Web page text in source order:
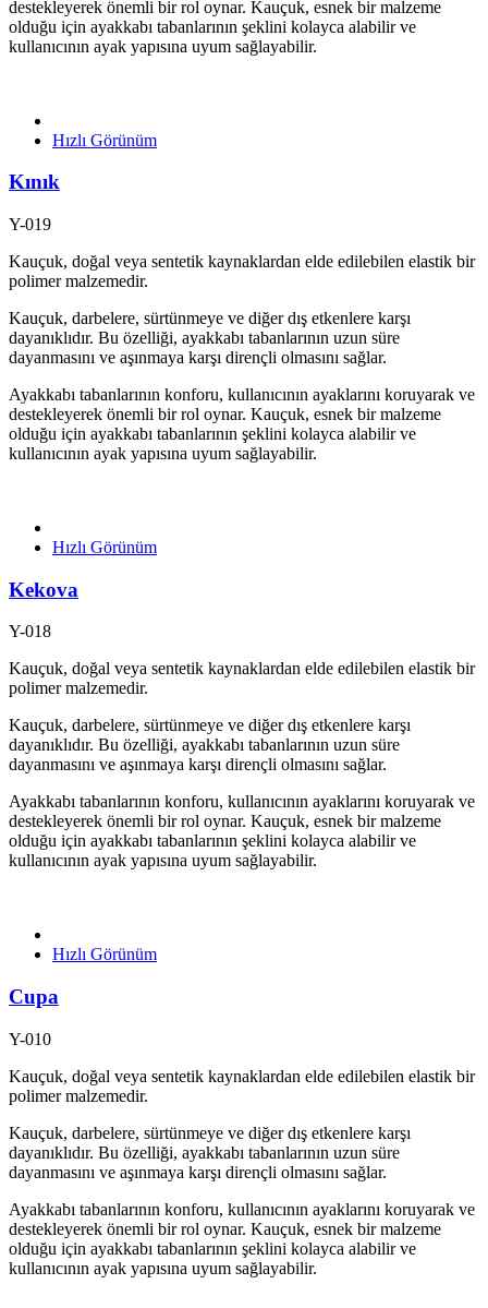
destekleyerek önemli bir rol oynar. Kauçuk, esnek bir malzeme
olduğu için ayakkabı tabanlarının şeklini kolayca alabilir ve
kullanıcının ayak yapısına uyum sağlayabilir.
Hızlı Görünüm
Kınık
Y-019
Kauçuk, doğal veya sentetik kaynaklardan elde edilebilen elastik bir
polimer malzemedir.
Kauçuk, darbelere, sürtünmeye ve diğer dış etkenlere karşı
dayanıklıdır. Bu özelliği, ayakkabı tabanlarının uzun süre
dayanmasını ve aşınmaya karşı dirençli olmasını sağlar.
Ayakkabı tabanlarının konforu, kullanıcının ayaklarını koruyarak ve
destekleyerek önemli bir rol oynar. Kauçuk, esnek bir malzeme
olduğu için ayakkabı tabanlarının şeklini kolayca alabilir ve
kullanıcının ayak yapısına uyum sağlayabilir.
Hızlı Görünüm
Kekova
Y-018
Kauçuk, doğal veya sentetik kaynaklardan elde edilebilen elastik bir
polimer malzemedir.
Kauçuk, darbelere, sürtünmeye ve diğer dış etkenlere karşı
dayanıklıdır. Bu özelliği, ayakkabı tabanlarının uzun süre
dayanmasını ve aşınmaya karşı dirençli olmasını sağlar.
Ayakkabı tabanlarının konforu, kullanıcının ayaklarını koruyarak ve
destekleyerek önemli bir rol oynar. Kauçuk, esnek bir malzeme
olduğu için ayakkabı tabanlarının şeklini kolayca alabilir ve
kullanıcının ayak yapısına uyum sağlayabilir.
Hızlı Görünüm
Cupa
Y-010
Kauçuk, doğal veya sentetik kaynaklardan elde edilebilen elastik bir
polimer malzemedir.
Kauçuk, darbelere, sürtünmeye ve diğer dış etkenlere karşı
dayanıklıdır. Bu özelliği, ayakkabı tabanlarının uzun süre
dayanmasını ve aşınmaya karşı dirençli olmasını sağlar.
Ayakkabı tabanlarının konforu, kullanıcının ayaklarını koruyarak ve
destekleyerek önemli bir rol oynar. Kauçuk, esnek bir malzeme
olduğu için ayakkabı tabanlarının şeklini kolayca alabilir ve
kullanıcının ayak yapısına uyum sağlayabilir.